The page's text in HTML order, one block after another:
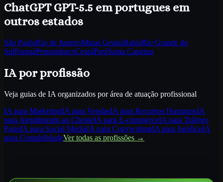
ChatGPT GPT-5.5 em portugues em
outros estados
São PauloRio de JaneiroMinas GeraisBahiaRio Grande do
SulParanáPernambucoCearáParáSanta Catarina
IA por profissão
Veja guias de IA organizados por área de atuação profissional
IA para MarketingIA para VendasIA para Recursos HumanosIA
para Atendimento ao ClienteIA para E-commerceIA para Tráfego
PagoIA para Social MediaIA para CopywritingIA para JurídicoIA
para ContabilidadeVer todas as profissões →